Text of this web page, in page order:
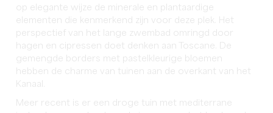
op elegante wijze de minerale en plantaardige
elementen die kenmerkend zijn voor deze plek. Het
perspectief van het lange zwembad omringd door
hagen en cipressen doet denken aan Toscane. De
gemengde borders met pastelkleurige bloemen
hebben de charme van tuinen aan de overkant van het
Kanaal.
Meer recent is er een droge tuin met mediterrane